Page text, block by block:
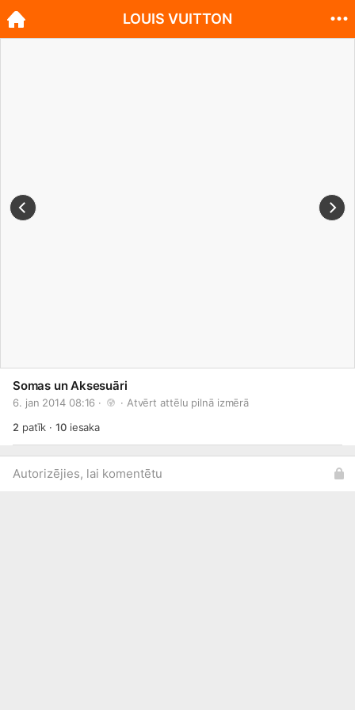
Somas un Aksesuāri
6. jan 2014 08:16 · · Atvērt attēlu pilnā izmērā
2 patīk ·10iesaka
Autorizējies, lai komentētu
LOUIS VUITTON